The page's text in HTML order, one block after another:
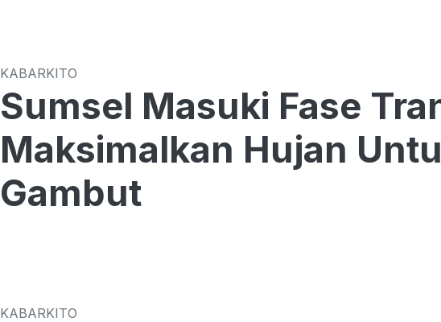
KABARKITO
Sumsel Masuki Fase
Maksimalkan Hujan
Gambut
KABARKITO